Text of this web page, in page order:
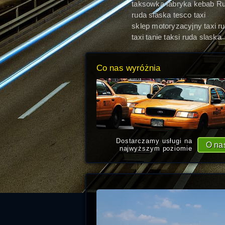
taksowka fabryka kebab
Śląska
ruda slaska tesco taxi
sklep motoryzacyjny taxi
slaska
taxi tanie taksi ruda slaska
Co nas wyróżnia
O
Dostarczamy usługi na
najwyższym poziomie